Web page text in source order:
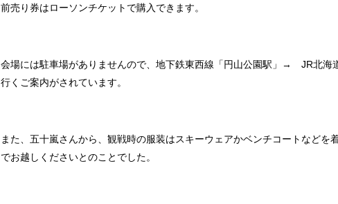
前売り券はローソンチケットで購入できます。
会場には駐車場がありませんので、地下鉄東西線「円山公園駅」→ JR北海
行くご案内がされています。
また、五十嵐さんから、観戦時の服装はスキーウェアかベンチコートなどを
でお越しくださいとのことでした。